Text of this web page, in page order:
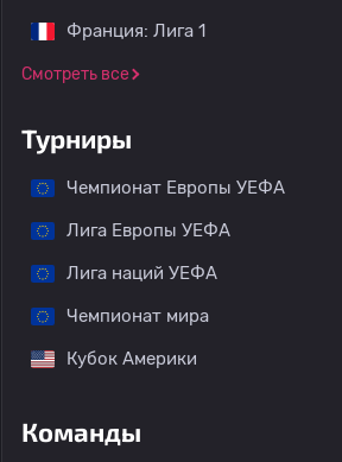
Франция: Лига 1
Смотреть все
Турниры
Чемпионат Европы УЕФА
Лига Европы УЕФА
Лига наций УЕФА
Чемпионат мира
Кубок Америки
Команды